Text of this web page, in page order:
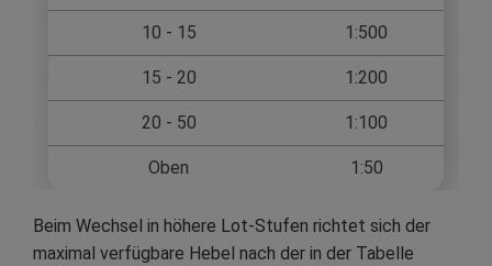
10 - 15 1:500
15 - 20 1:200
20 - 50 1:100
Oben 1:50
Beim Wechsel in höhere Lot-Stufen richtet sich der
maximal verfügbare Hebel nach der in der Tabelle